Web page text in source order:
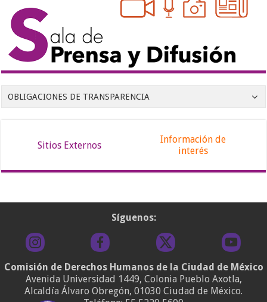
OBLIGACIONES DE TRANSPARENCIA
Sitios Externos
Información de
interés
Síguenos:
Comisión de Derechos Humanos de la Ciudad de México
Avenida Universidad 1449, Colonia Pueblo Axotla,
Alcaldía Álvaro Obregón, 01030 Ciudad de México.